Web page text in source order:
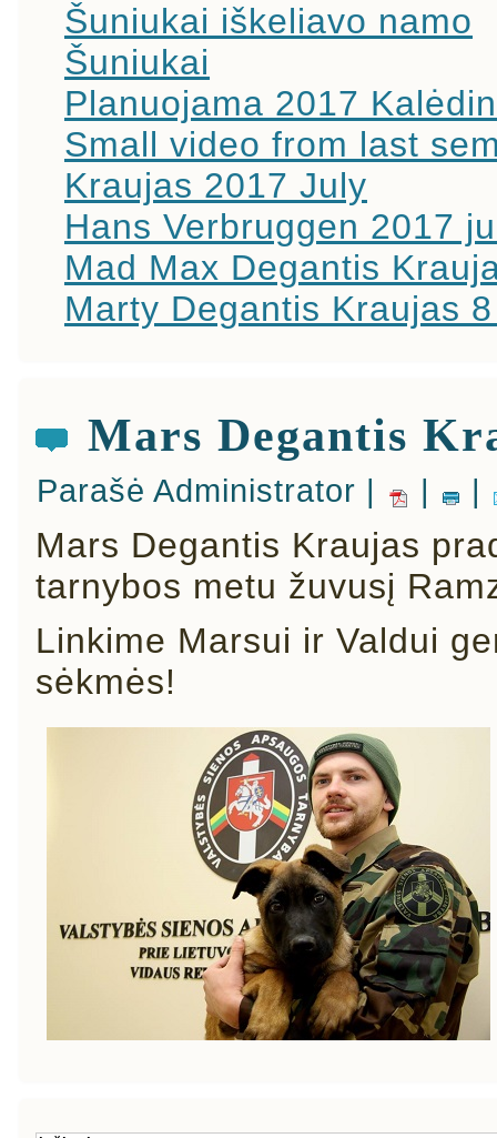
Šuniukai iškeliavo namo
Šuniukai
Planuojama 2017
Small video from last
Kraujas 2017 July
Hans Verbruggen 2017
Mad Max Degantis
Marty Degantis Kraujas
Mars Degantis
Parašė Administrator | | |
Mars Degantis Kraujas
tarnybos metu žuvusį
Linkime Marsui ir Valdui
sėkmės!